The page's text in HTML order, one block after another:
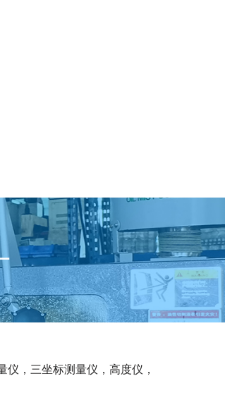
，三坐标测量仪，高度仪，